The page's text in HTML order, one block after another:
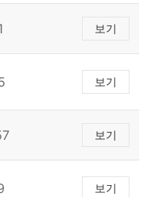
보기
보기
보기
보기